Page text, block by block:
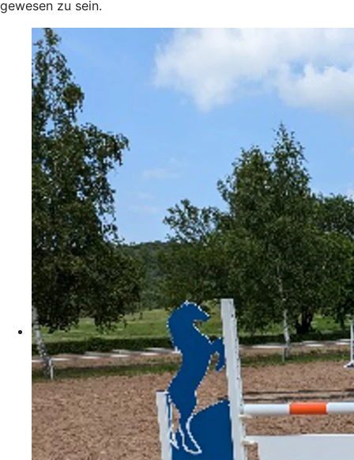
gewesen zu sein.